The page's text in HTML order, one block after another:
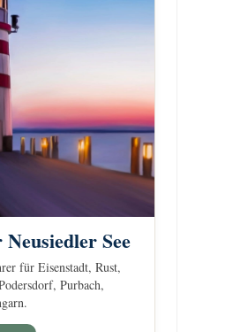
See
für Eisenstadt, Rust,
Purbach,